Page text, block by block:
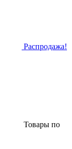
Распродажа!
Товары по